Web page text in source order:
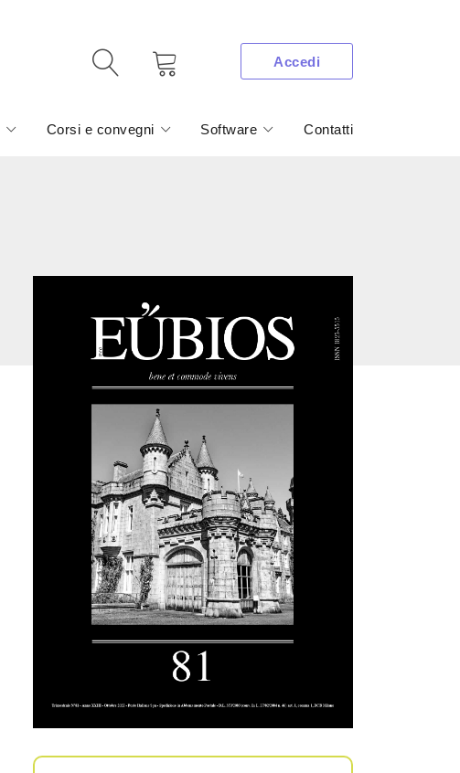
Accedi
Corsi e convegni Software Contatti